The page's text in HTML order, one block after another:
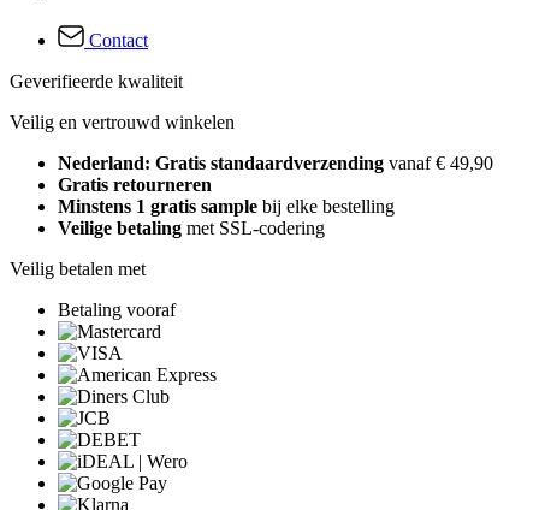
Contact
Geverifieerde kwaliteit
Veilig en vertrouwd winkelen
Nederland: Gratis standaardverzending vanaf € 49,90
Gratis retourneren
Minstens 1 gratis sample bij elke bestelling
Veilige betaling met SSL-codering
Veilig betalen met
Betaling vooraf